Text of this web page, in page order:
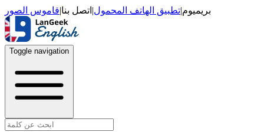
بريميوم|تطبيق الهاتف المحمول| اتصل بنا|قاموس الصور
Toggle navigation